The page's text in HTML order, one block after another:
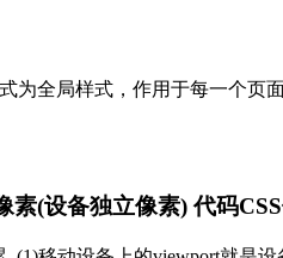
为全局样式，作用于每一个页
(设备独立像素) 代码